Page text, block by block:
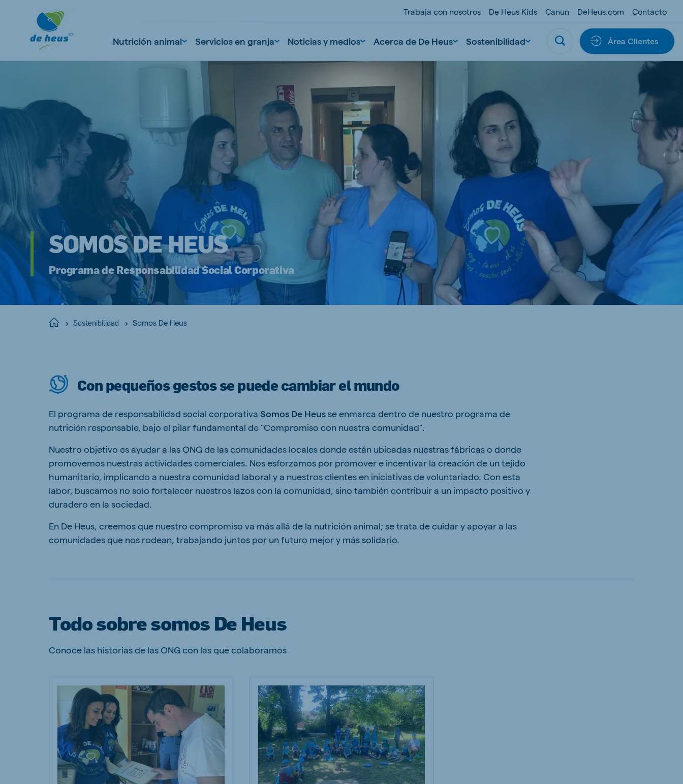
Trabaja con nosotros De Heus Kids Canun DeHeus.com Contacto
Nutrición animal Servicios en granja Noticias y medios Acerca de De Heus Sostenibilidad Área Clientes
SOMOS DE HEUS
Programa de Responsabilidad Social Corporativa
Home Sostenibilidad Somos De Heus
Con pequeños gestos se puede cambiar el mundo
El programa de responsabilidad social corporativa Somos De Heusse enmarca dentro de nuestro programa de
nutrición responsable, bajo el pilar fundamental de "Compromiso con nuestra comunidad".
Nuestro objetivo es ayudar a las ONG de las comunidades locales donde están ubicadas nuestras fábricas o donde
promovemos nuestras actividades comerciales. Nos esforzamos por promover e incentivar la creación de un tejido
humanitario, implicando a nuestra comunidad laboral y a nuestros clientes en iniciativas de voluntariado. Con esta
labor, buscamos no solo fortalecer nuestros lazos con la comunidad, sino también contribuir a un impacto positivo y
duradero en la sociedad.
En De Heus, creemos que nuestro compromiso va más allá de la nutrición animal; se trata de cuidar y apoyar a las
comunidades que nos rodean, trabajando juntos por un futuro mejor y más solidario.
Todo sobre somos De Heus
Conoce las historias de las ONG con las que colaboramos
Global
Netherlands Poland Portugal
Portuguese
Czech
Spain
Spanish
Serbia
Serbian
Hungary
Hungarian
Slovakia
Slovak
Vietnamese
South Africa
Afrikaans
South Africa Ghana (Koudijs)
Egypt (Koudijs)
English
Ethiopia (Koudijs)
English
Portuguese Ukrainian Russian
Koudijs Export